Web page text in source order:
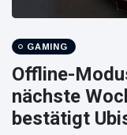
GAMING
Offline-
nächste
bestätigt